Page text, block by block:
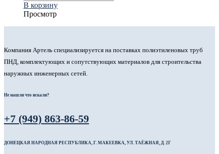
В корзину
Просмотр
Компания Артель специализируется на поставках полиэтиленовых труб
ПНД, комплектующих и сопутствующих материалов для строительства
наружных инженерных сетей.
Не нашли что искали?
+7 (949) 863-86-59
ДОНЕЦКАЯ НАРОДНАЯ РЕСПУБЛИКА, Г. МАКЕЕВКА, УЛ. ТАЁЖНАЯ, Д. 2Г